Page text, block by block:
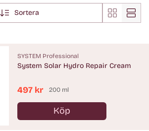
Sortera
SYSTEM Professional
System Solar Hydro Repair Cream
497 kr 200 ml
Köp
Antal